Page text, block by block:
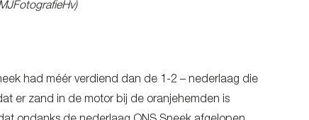
had méér verdiend dan de 1-2 – nederlaag die
er zand in de motor bij de oranjehemden is